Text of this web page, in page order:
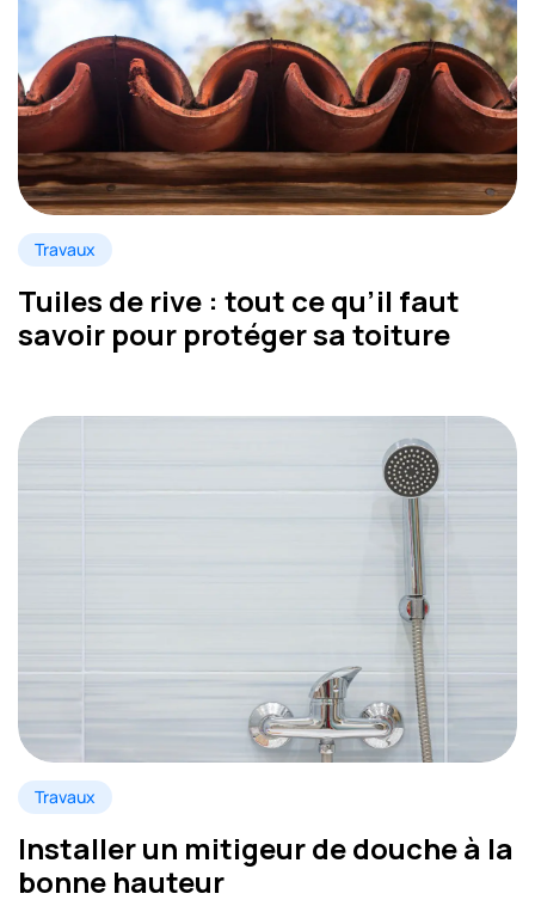
Travaux
Tuiles de rive : tout ce qu’il faut
savoir pour protéger sa toiture
Travaux
Installer un mitigeur de douche à la
bonne hauteur